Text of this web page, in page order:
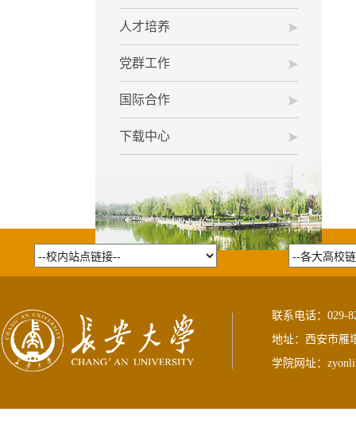
人才培养
党群工作
国际合作
下载中心
联系电话：029-
地址：西安市雁
学院网址：